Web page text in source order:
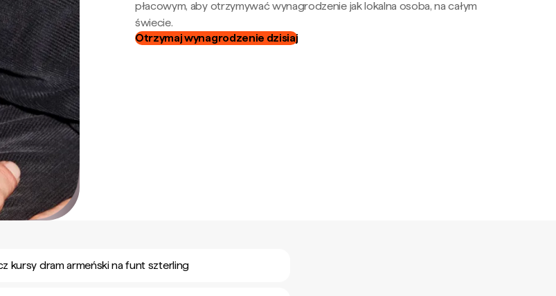
płacowym, aby otrzymywać wynagrodzenie jak lokalna osoba, na całym
świecie.
Otrzymaj wynagrodzenie dzisiaj
kursy dram armeński na funt szterling